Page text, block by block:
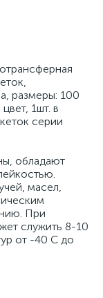
размеры: 100
1шт. в
серии
обладают
масел,
При
служить 8-10
от -40 С до